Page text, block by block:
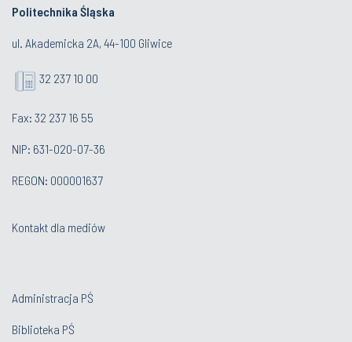
Politechnika Śląska
ul. Akademicka 2A, 44-100 Gliwice
32 237 10 00
Fax: 32 237 16 55
NIP: 631-020-07-36
REGON: 000001637
Kontakt dla mediów
Administracja PŚ
Biblioteka PŚ